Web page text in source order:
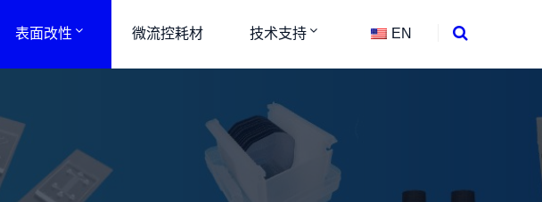
表面改性 微流控耗材 技术支持 EN